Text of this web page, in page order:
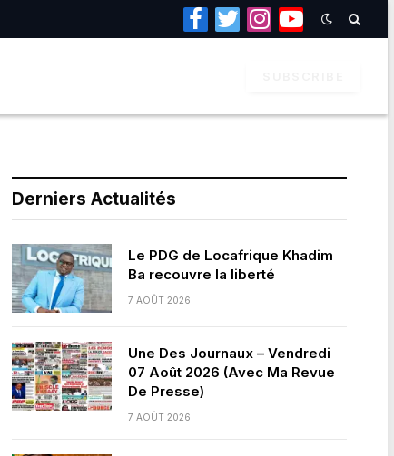
Facebook
TwitterInstagramYouTube
Derniers Actualités
Le PDG de Locafrique Khadim
Ba recouvre la liberté
7 AOÛT 2026
Une Des Journaux – Vendredi
07 Août 2026 (Avec Ma Revue
De Presse)
7 AOÛT 2026